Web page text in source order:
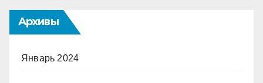
Архивы
Январь 2024